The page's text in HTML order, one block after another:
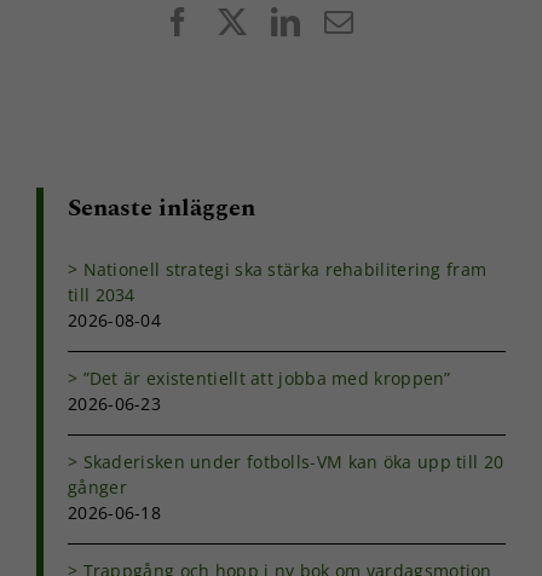
FacebookLinkedIn
E-
Senaste inläggen
Nationell strategi ska stärka rehabilitering fram
till 2034
2026-08-04
”Det är existentiellt att jobba med kroppen”
2026-06-23
Skaderisken under fotbolls-VM kan öka upp till 20
gånger
2026-06-18
Trappgång och hopp i ny bok om vardagsmotion
förbättra
Upplevelse
prestera så
bra som
de här
att försvinna